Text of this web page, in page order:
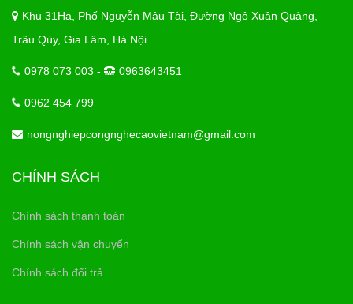
Khu 31Ha, Phố Nguyễn Mậu Tài, Đường Ngô Xuân Quảng,
Trâu Qùy, Gia Lâm, Hà Nội
0978 073 003 - 0963643451
0962 454 799
nongnghiepcongnghecaovietnam@gmail.com
CHÍNH SÁCH
Chính sách thanh toán
Chính sách vận chuyển
Chính sách đổi trả